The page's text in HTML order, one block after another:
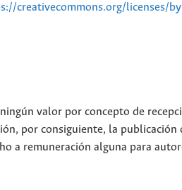
creativecommons.org/licenses/
valor por concepto de
por consiguiente, la publicación
a remuneración alguna para